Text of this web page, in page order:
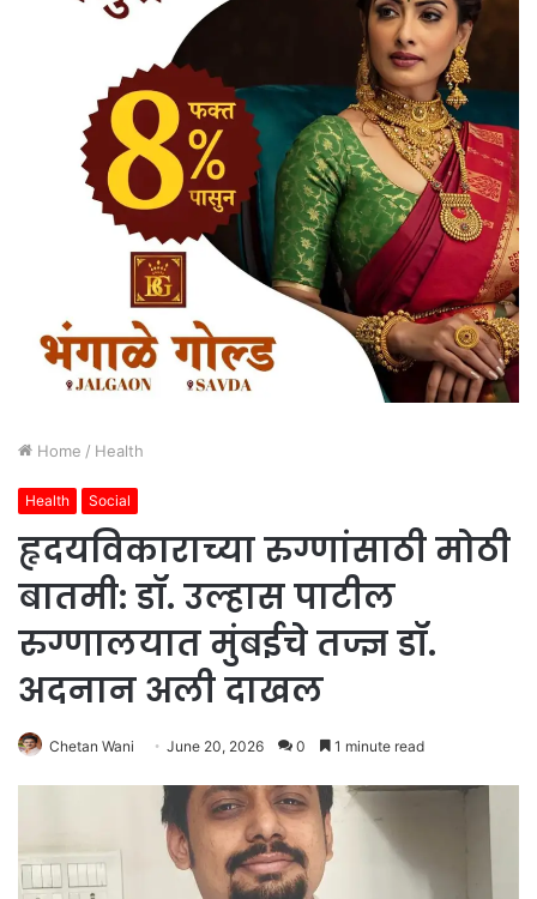
Home / Health
Health Social
हृदयविकाराच्या रुग्णांसाठी मोठी
बातमी: डॉ. उल्हास पाटील
रुग्णालयात मुंबईचे तज्ज्ञ डॉ.
अदनान अली दाखल
Chetan Wani June 20, 2026 0 1 minute read